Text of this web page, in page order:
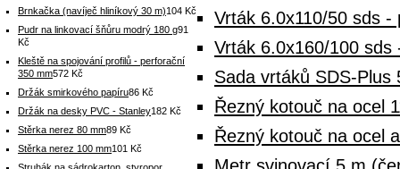
Vrták 6.0x110/50 sds -
Vrták 6.0x160/100 sds
Sada vrtáků SDS-Plus
Řezný kotouč na ocel
Řezný kotouč na ocel
Brnkačka (navíječ hliníkový 30 m)104 Kč
Pudr na linkovací šňůru modrý 180 g91
Kč
Kleště na spojování profilů - perforační
350 mm572 Kč
Držák smirkového papíru86 Kč
Držák na desky PVC - Stanley182 Kč
Stěrka nerez 80 mm89 Kč
Stěrka nerez 100 mm101 Kč